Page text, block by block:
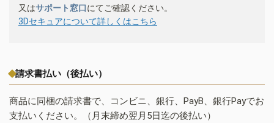
又はサポート窓口にてご確認ください。
3Dセキュアについて詳しくはこちら
請求書払い（後払い）
商品に同梱の請求書で、コンビニ、銀行、PayB、銀行Payでお
支払いください。（月末締め翌月5日迄の後払い）